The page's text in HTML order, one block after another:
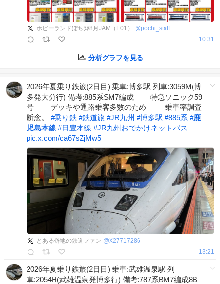
ホビーランドぽち@8月JAM（E01） @pochi_staff
10:31
分析グラフを見る
2026年夏乗り鉄旅(2日目) 乗車:博多駅 列車:3059M(博
多発大分行) 備考:885系SM7編成 特急ソニック59
号 デッキや通路乗客多数のため 乗車率調査
断念。 #乗り鉄 #鉄道旅 #JR九州 #博多駅 #885系 #鹿
児島本線 #日豊本線 #JR九州おでかけネットパス
pic.x.com/ca67sZjMw5
とある僻地の鉄道ファン @X27717286
13:21
2026年夏乗り鉄旅(2日目) 乗車:武雄温泉駅 列
車:2054H(武雄温泉発博多行) 備考:787系BM7編成8B